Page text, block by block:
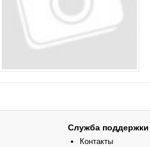
Служба поддержки
Контакты